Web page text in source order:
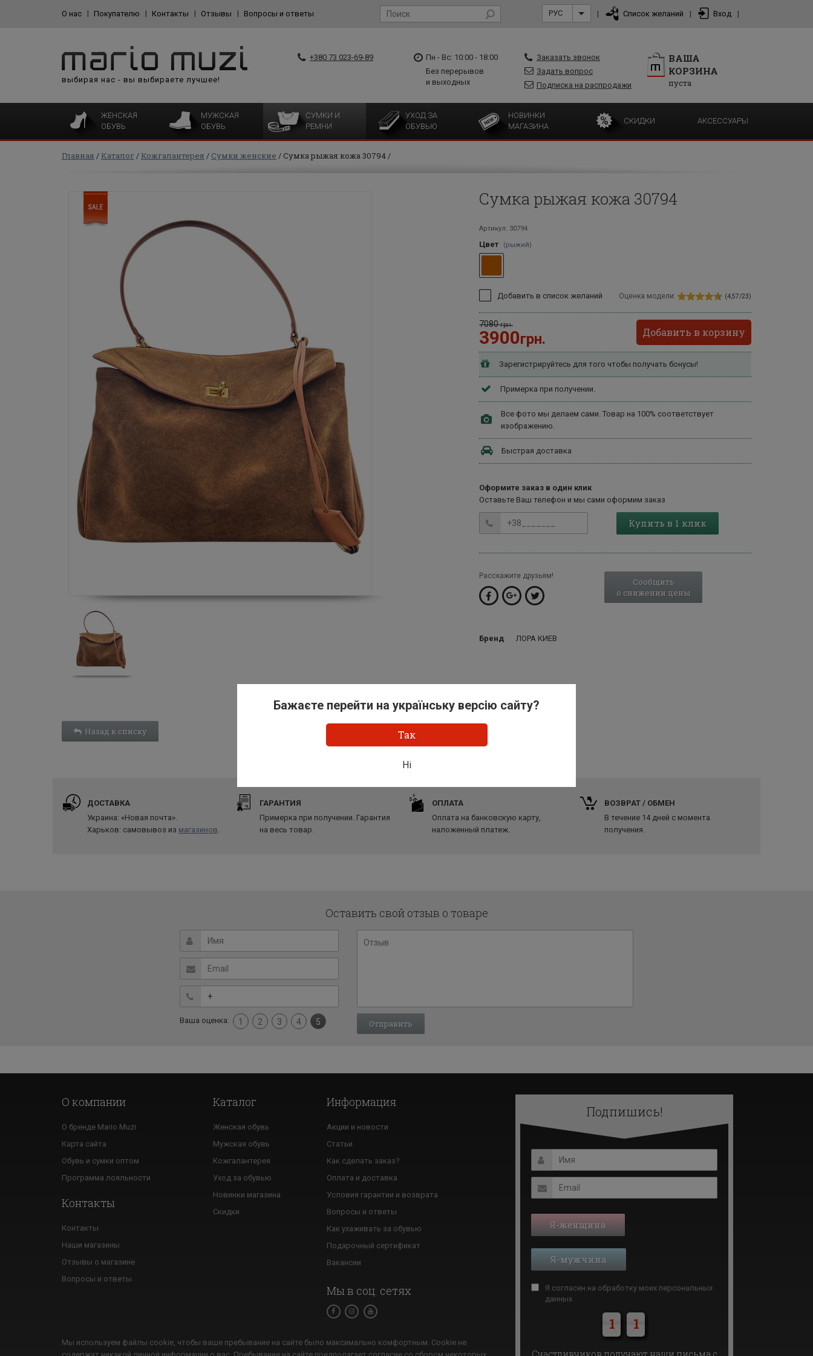
О нас Покупателю Контакты Отзывы Вопросы и ответы РУС | Список желаний | Вход |
выбирая нас - вы выбираете лучшее!
+380 73 023-69-89
Пн - Вс: 10:00 - 18:00
Без перерывов
и выходных
Заказать звонок
Задать вопрос
Подписка на распродажи
ВАША
КОРЗИНА
пуста
ЖЕНСКАЯ
ОБУВЬ
МУЖСКАЯ
ОБУВЬ
СУМКИ И
РЕМНИ
УХОД ЗА
ОБУВЬЮ
НОВИНКИ
МАГАЗИНА
СКИДКИ АКСЕССУАРЫ
Главная Каталог Кожгалантерея Сумки женские Сумка рыжая кожа 30794
Назад к списку
Сумка рыжая кожа 30794
Артикул: 30794
Цвет (рыжий)
Добавить в список желаний Оценка модели: (4,57/23)
7080грн.
3900грн. Добавить в корзину
Зарегистрируйтесь для того чтобы получать бонусы!
Примерка при получении.
Все фото мы делаем сами. Товар на 100% соответствует
изображению.
Быстрая доставка
Оформите заказ в один клик
Оставьте Ваш телефон и мы сами оформим заказ
Купить в 1 клик
Расскажите друзьям!
Сообщить
о снижении цены
Бренд ЛОРА КИЕВ
ДОСТАВКА
Украина: «Новая почта».
Харьков: самовывоз из магазинов.
ГАРАНТИЯ
Примерка при получении. Гарантия
на весь товар.
ОПЛАТА
Оплата на банковскую карту,
наложенный платеж.
ВОЗВРАТ / ОБМЕН
В течение 14 дней с момента
получения.
Оставить свой отзыв о товаре
Ваша оценка: 1 2 3 4 5
О компании
О бренде Mario Muzi
Карта сайта
Обувь и сумки оптом
Программа лояльности
Контакты
Контакты
Наши магазины
Отзывы о магазине
Вопросы и ответы
Каталог
Женская обувь
Мужская обувь
Кожгалантерея
Уход за обувью
Новинки магазина
Скидки
Информация
Акции и новости
Статьи
Как сделать заказ?
Оплата и доставка
Условия гарантии и возврата
Вопросы и ответы
Как ухаживать за обувью
Подарочный сертификат
Вакансии
Мы в соц. сетях
Мы используем файлы cookie, чтобы ваше пребывание на сайте было максимально комфортным. Cookie не
Подпишись!
Я-женщина
Я-мужчина
Я согласен на обработку моих персональных
данных
1 1
Бажаєте перейти на українську версію сайту?
Так
Ні